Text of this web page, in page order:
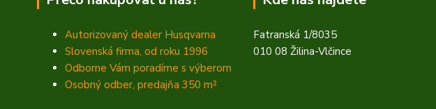
Autorizovaný dealer Husqvarna
Slovenská firma, od roku 1996
Odborne Vám poradíme s výberom
Osobný odber, predajňa 350 m²
Fatranská 1/8035
010 08 Žilina-Vlčince